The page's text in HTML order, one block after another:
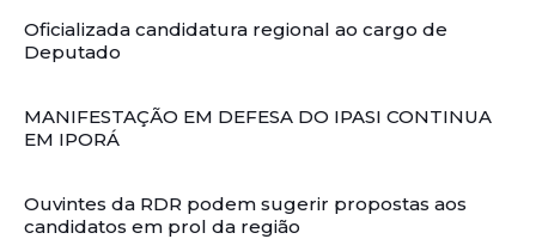
Oficializada candidatura regional ao cargo de
Deputado
MANIFESTAÇÃO EM DEFESA DO IPASI CONTINUA
EM IPORÁ
Ouvintes da RDR podem sugerir propostas aos
candidatos em prol da região